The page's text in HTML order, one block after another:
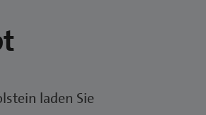
laden Sie